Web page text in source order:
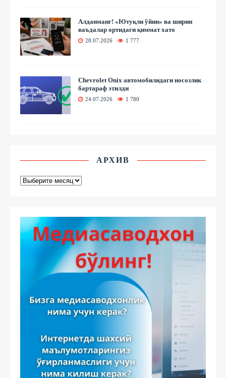
Алданманг! «Ютуқли ўйин» ва ширин
ваъдалар ортидаги қиммат хато
28.07.2026 1 777
Chevrolet Onix автомобилидаги носозлик
бартараф этилди
24.07.2026 1 780
АРХИВ